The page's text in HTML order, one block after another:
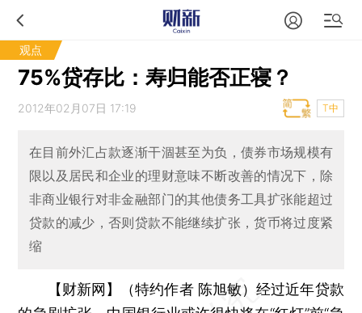
观点
75%贷存比：寿归能否正寝？
2012年02月07日 17:19 T中
在目前外汇占款逐渐干涸甚至为负，债券市场规模有
限以及居民和企业的理财意味不断改善的情况下，除
非商业银行对非金融部门的其他债务工具扩张能超过
贷款的减少，否则贷款不能继续扩张，货币将过度紧
缩
【财新网】（特约作者 陈旭敏）经过近年贷款